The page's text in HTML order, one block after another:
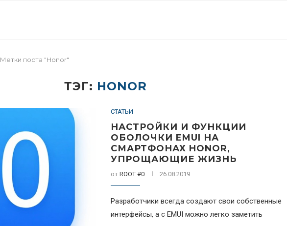
Метки поста "Honor"
ТЭГ: HONOR
СТАТЬИ
НАСТРОЙКИ И ФУНКЦИИ
ОБОЛОЧКИ EMUI НА
СМАРТФОНАХ HONOR,
УПРОЩАЮЩИЕ ЖИЗНЬ
от ROOT #0 26.08.2019
Разработчики всегда создают свои собственные
интерфейсы, а с EMUI можно легко заметить